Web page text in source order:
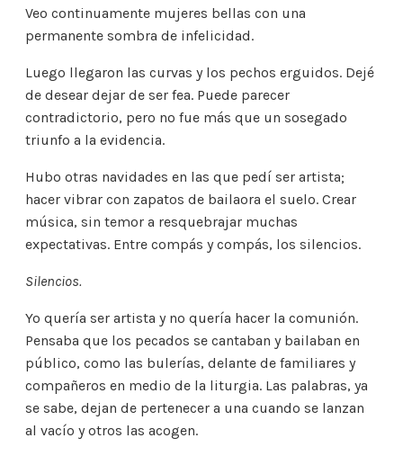
Veo continuamente mujeres bellas con una
permanente sombra de infelicidad.
Luego llegaron las curvas y los pechos erguidos. Dejé
de desear dejar de ser fea. Puede parecer
contradictorio, pero no fue más que un sosegado
triunfo a la evidencia.
Hubo otras navidades en las que pedí ser artista;
hacer vibrar con zapatos de bailaora el suelo. Crear
música, sin temor a resquebrajar muchas
expectativas. Entre compás y compás, los silencios.
Silencios.
Yo quería ser artista y no quería hacer la comunión.
Pensaba que los pecados se cantaban y bailaban en
público, como las bulerías, delante de familiares y
compañeros en medio de la liturgia. Las palabras, ya
se sabe, dejan de pertenecer a una cuando se lanzan
al vacío y otros las acogen.